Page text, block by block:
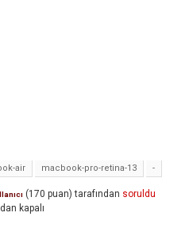
air macbook-pro-retina-13 -
(170 puan) tarafından soruldu
kapalı